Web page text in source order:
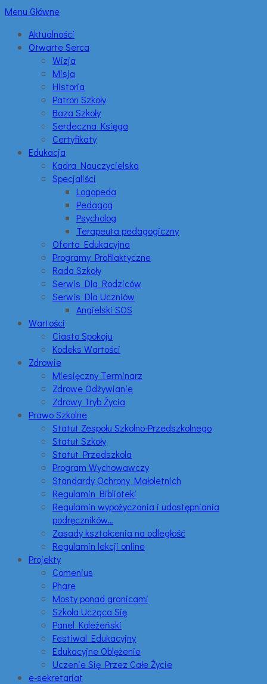
Menu Główne
Aktualności
Otwarte Serca
Wizja
Misja
Historia
Patron Szkoły
Baza Szkoły
Serdeczna Księga
Certyfikaty
Edukacja
Kadra Nauczycielska
Specjaliści
Logopeda
Pedagog
Psycholog
Terapeuta pedagogiczny
Oferta Edukacyjna
Programy Profilaktyczne
Rada Szkoły
Serwis Dla Rodziców
Serwis Dla Uczniów
Angielski SOS
Wartości
Ciasto Spokoju
Kodeks Wartości
Zdrowie
Miesięczny Terminarz
Zdrowe Odżywianie
Zdrowy Tryb Życia
Prawo Szkolne
Statut Zespołu Szkolno-Przedszkolnego
Statut Szkoły
Statut Przedszkola
Program Wychowawczy
Standardy Ochrony Małoletnich
Regulamin Biblioteki
Regulamin wypożyczania i udostępniania
podręczników…
Zasady kształcenia na odległość
Regulamin lekcji online
Projekty
Comenius
Phare
Mosty ponad granicami
Szkoła Ucząca Się
Panel Koleżeński
Festiwal Edukacyjny
Edukacyjne Oblężenie
Uczenie Się Przez Całe Życie
e-sekretariat